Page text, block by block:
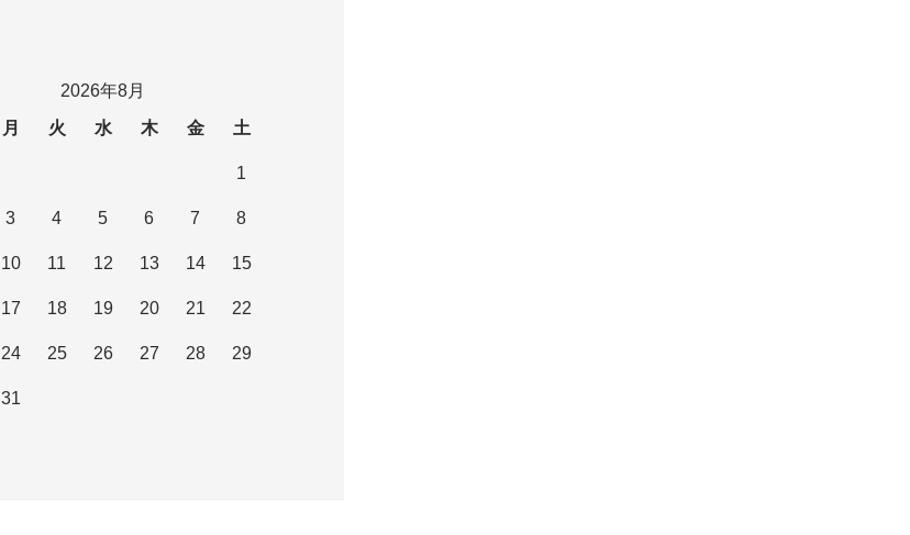
2026年8月
月 火 水 木 金 土
1
3 4 5 6 7 8
10 11 12 13 14 15
17 18 19 20 21 22
24 25 26 27 28 29
31